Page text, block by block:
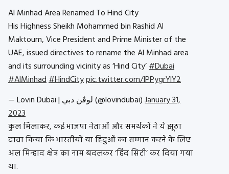
Al Minhad Area Renamed To Hind City
His Highness Sheikh Mohammed bin Rashid Al
Maktoum, Vice President and Prime Minister of the
UAE, issued directives to rename the Al Minhad area
and its surrounding vicinity as ‘Hind City’#Dubai
#AlMinhad#HindCitypic.twitter.com/IPPygrYlY2
— Lovin Dubai | لوڤن دبي (@lovindubai)January 31,
2023
कुल मिलाकर, कई भाजपा नेताओं और समर्थकों ने ये झूठा
दावा किया कि भारतीयों या हिंदुओं का सम्मान करने के लिए
अल मिन्हाद क्षेत्र का नाम बदलकर ‘हिंद सिटी’ कर दिया गया
था.